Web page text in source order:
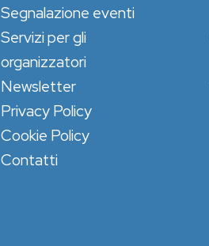
Segnalazione eventi
Servizi per gli
organizzatori
Newsletter
Privacy Policy
Cookie Policy
Contatti